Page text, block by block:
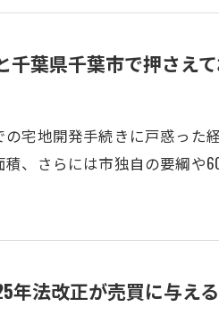
千葉県千葉市で押さえ
宅地開発手続きに戸惑った
、さらには市独自の要綱や
年法改正が売買に与え